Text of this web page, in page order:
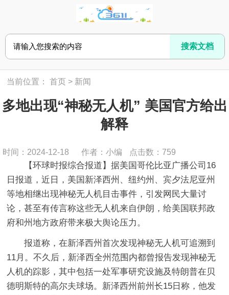
当前位置：首页 > 新闻
多地出现“神秘无人机” 美国官方给出
解释
时间：2024-12-18 作者：小编 点击数： 759
【环球时报综合报道】据美国哥伦比亚广播公司16
日报道，近日，美国新泽西州、纽约州、宾夕法尼亚州
等地相继出现神秘无人机目击事件，引发网民大量讨
论，甚至有传言称这些无人机来自伊朗，给美国联邦政
府和州地方政府带来极大舆论压力。
报道称，在新泽西州首次发现神秘无人机可追溯到
11月。不久后，新泽西全州范围内都曾报告发现神秘无
人机的踪影，其中包括一处军事研究设施及特朗普在贝
德明斯特的高尔夫球场。新泽西州前州长15日称，他发